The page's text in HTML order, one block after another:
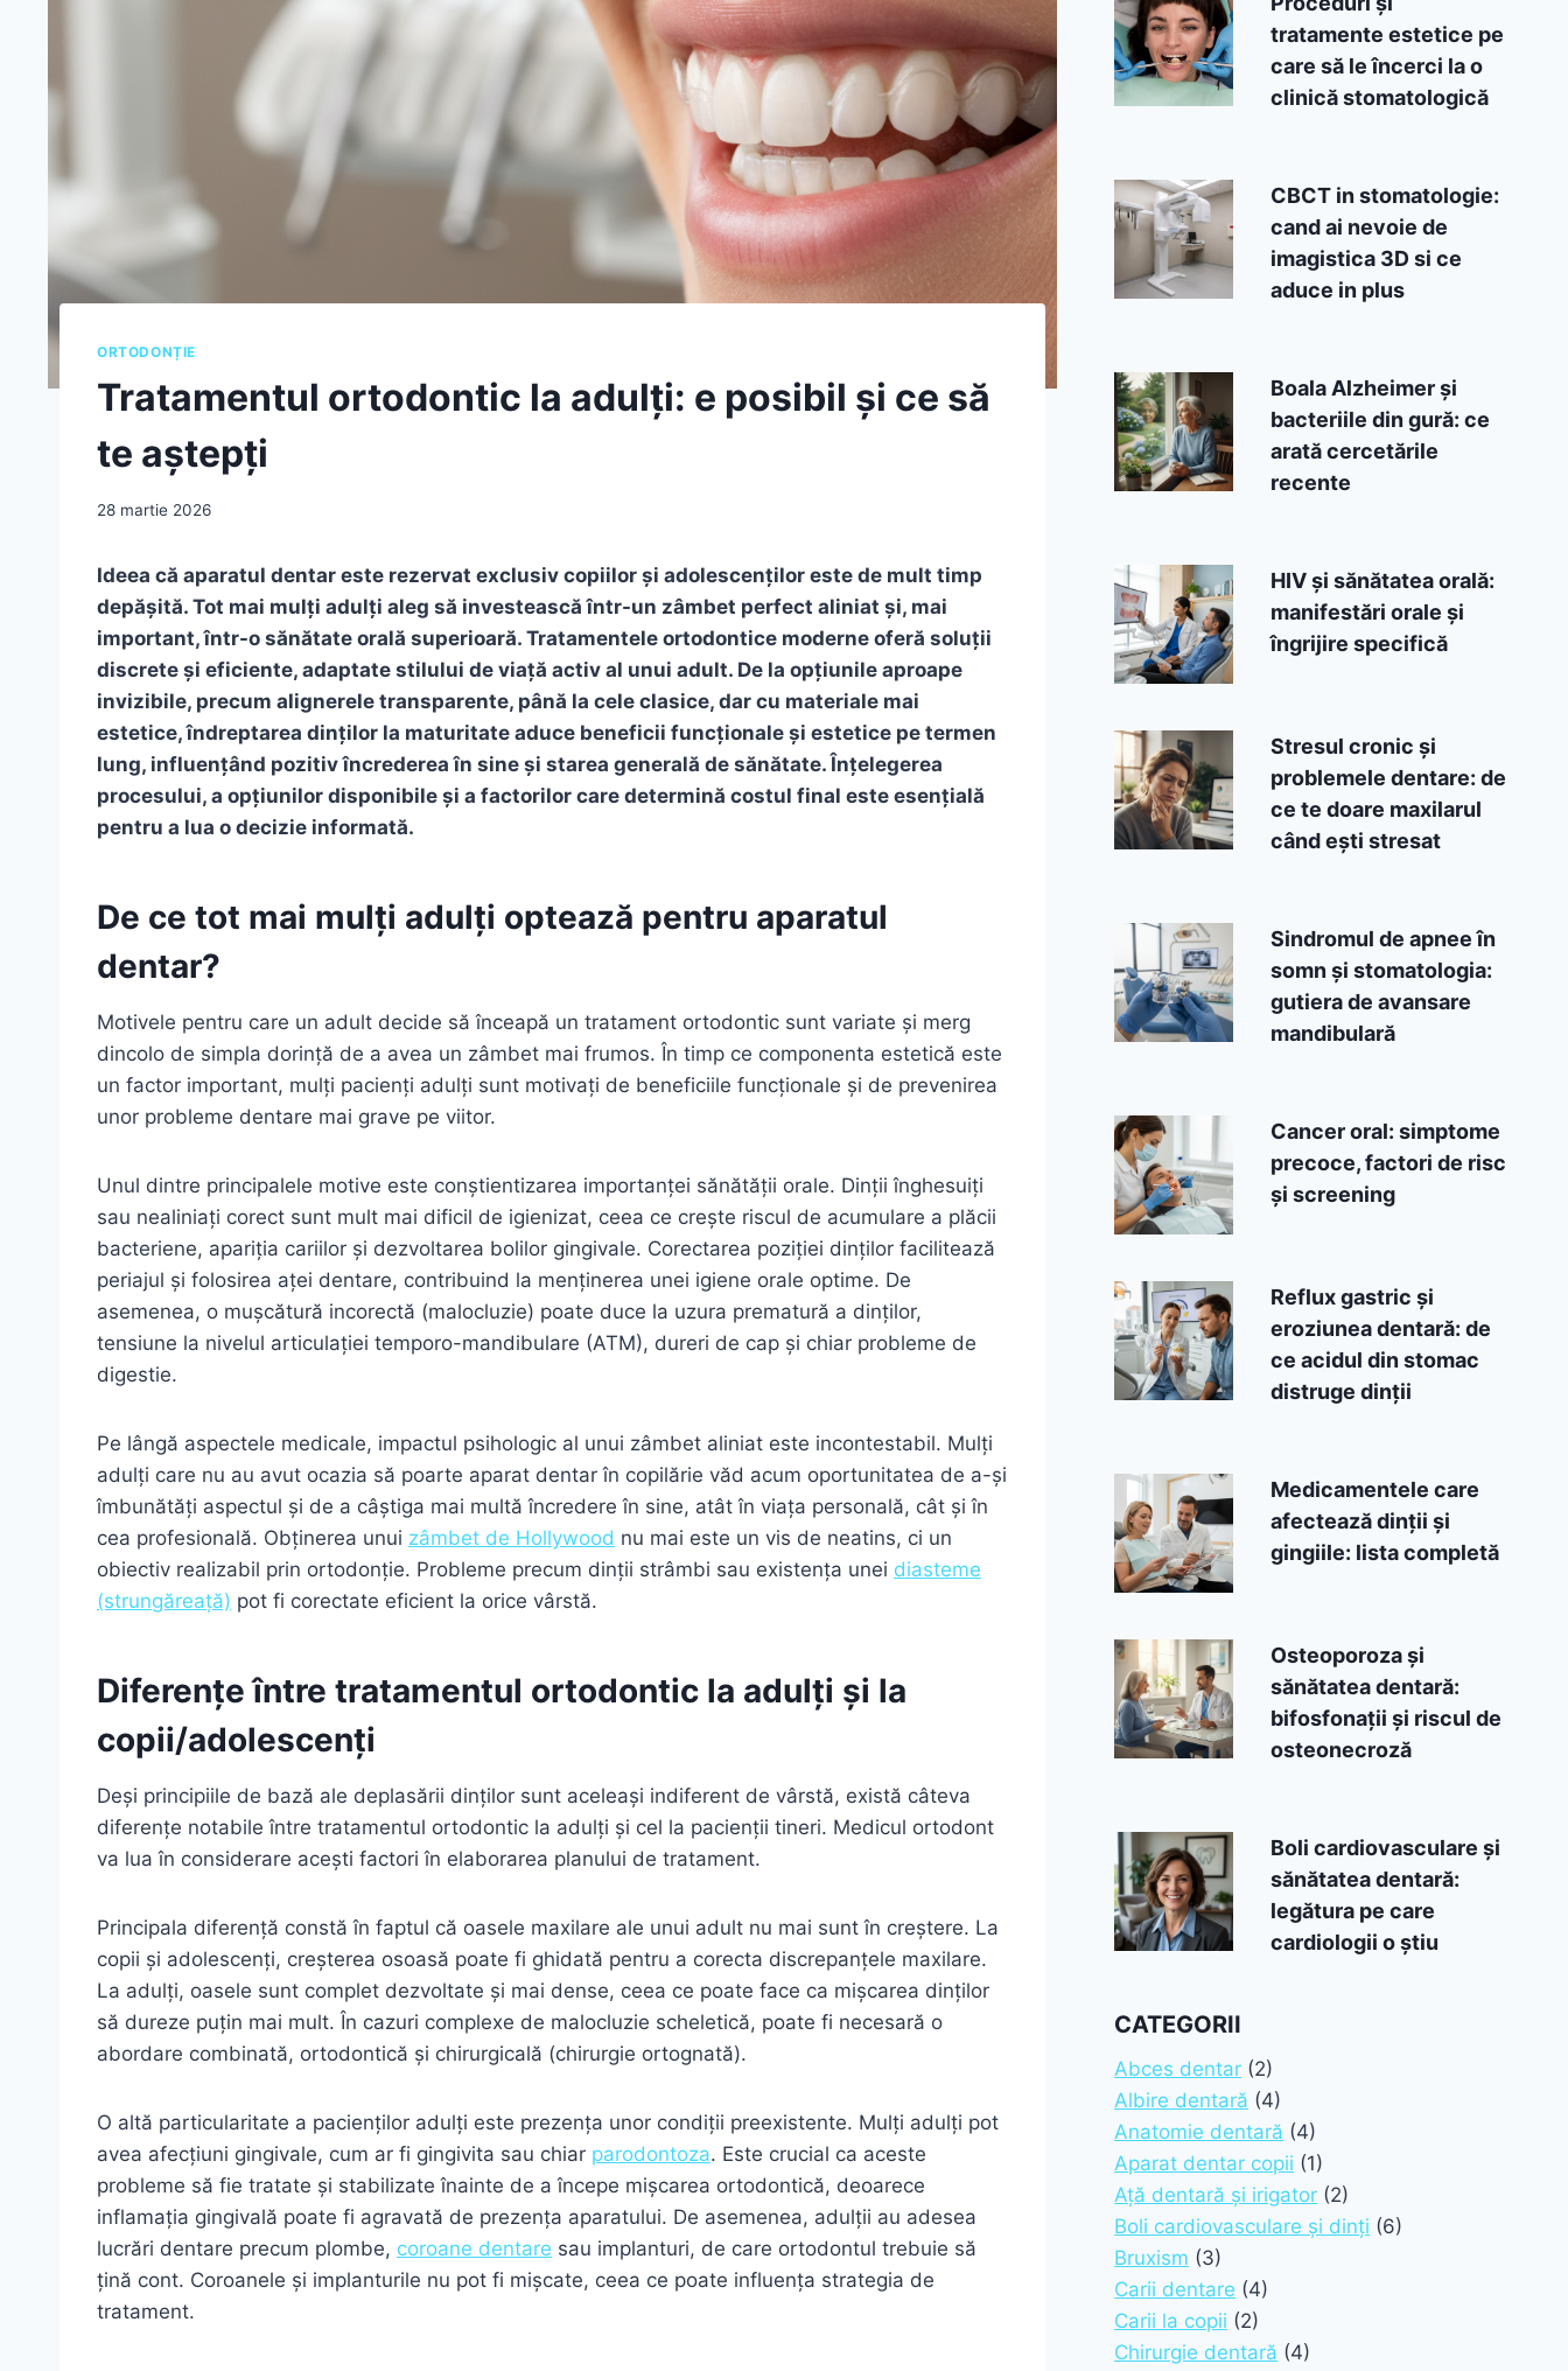
ORTODONȚIE
Tratamentul ortodontic la adulți: e posibil și ce să
te aștepți
28 martie 2026
Ideea că aparatul dentar este rezervat exclusiv copiilor și adolescenților este de mult timp
depășită. Tot mai mulți adulți aleg să investească într-un zâmbet perfect aliniat și, mai
important, într-o sănătate orală superioară. Tratamentele ortodontice moderne oferă soluții
discrete și eficiente, adaptate stilului de viață activ al unui adult. De la opțiunile aproape
invizibile, precum alignerele transparente, până la cele clasice, dar cu materiale mai
estetice, îndreptarea dinților la maturitate aduce beneficii funcționale și estetice pe termen
lung, influențând pozitiv încrederea în sine și starea generală de sănătate. Înțelegerea
procesului, a opțiunilor disponibile și a factorilor care determină costul final este esențială
pentru a lua o decizie informată.
De ce tot mai mulți adulți optează pentru aparatul
dentar?
Motivele pentru care un adult decide să înceapă un tratament ortodontic sunt variate și merg
dincolo de simpla dorință de a avea un zâmbet mai frumos. În timp ce componenta estetică este
un factor important, mulți pacienți adulți sunt motivați de beneficiile funcționale și de prevenirea
unor probleme dentare mai grave pe viitor.
Unul dintre principalele motive este conștientizarea importanței sănătății orale. Dinții înghesuiți
sau nealiniați corect sunt mult mai dificil de igienizat, ceea ce crește riscul de acumulare a plăcii
bacteriene, apariția cariilor și dezvoltarea bolilor gingivale. Corectarea poziției dinților facilitează
periajul și folosirea aței dentare, contribuind la menținerea unei igiene orale optime. De
asemenea, o mușcătură incorectă (malocluzie) poate duce la uzura prematură a dinților,
tensiune la nivelul articulației temporo-mandibulare (ATM), dureri de cap și chiar probleme de
digestie.
Pe lângă aspectele medicale, impactul psihologic al unui zâmbet aliniat este incontestabil. Mulți
adulți care nu au avut ocazia să poarte aparat dentar în copilărie văd acum oportunitatea de a-și
îmbunătăți aspectul și de a câștiga mai multă încredere în sine, atât în viața personală, cât și în
cea profesională. Obținerea unui zâmbet de Hollywood nu mai este un vis de neatins, ci un
obiectiv realizabil prin ortodonție. Probleme precum dinții strâmbi sau existența unei diasteme
(strungăreață) pot fi corectate eficient la orice vârstă.
Diferențe între tratamentul ortodontic la adulți și la
copii/adolescenți
Deși principiile de bază ale deplasării dinților sunt aceleași indiferent de vârstă, există câteva
diferențe notabile între tratamentul ortodontic la adulți și cel la pacienții tineri. Medicul ortodont
va lua în considerare acești factori în elaborarea planului de tratament.
Principala diferență constă în faptul că oasele maxilare ale unui adult nu mai sunt în creștere. La
copii și adolescenți, creșterea osoasă poate fi ghidată pentru a corecta discrepanțele maxilare.
La adulți, oasele sunt complet dezvoltate și mai dense, ceea ce poate face ca mișcarea dinților
să dureze puțin mai mult. În cazuri complexe de malocluzie scheletică, poate fi necesară o
abordare combinată, ortodontică și chirurgicală (chirurgie ortognată).
O altă particularitate a pacienților adulți este prezența unor condiții preexistente. Mulți adulți pot
avea afecțiuni gingivale, cum ar fi gingivita sau chiar parodontoza. Este crucial ca aceste
probleme să fie tratate și stabilizate înainte de a începe mișcarea ortodontică, deoarece
inflamația gingivală poate fi agravată de prezența aparatului. De asemenea, adulții au adesea
lucrări dentare precum plombe, coroane dentare sau implanturi, de care ortodontul trebuie să
țină cont. Coroanele și implanturile nu pot fi mișcate, ceea ce poate influența strategia de
tratament.
tratamente estetice pe
care să le încerci la o
clinică stomatologică
CBCT in stomatologie:
cand ai nevoie de
imagistica 3D si ce
aduce in plus
Boala Alzheimer și
bacteriile din gură: ce
arată cercetările
recente
HIV și sănătatea orală:
manifestări orale și
îngrijire specifică
Stresul cronic și
problemele dentare: de
ce te doare maxilarul
când ești stresat
Sindromul de apnee în
somn și stomatologia:
gutiera de avansare
mandibulară
Cancer oral: simptome
precoce, factori de risc
și screening
Reflux gastric și
eroziunea dentară: de
ce acidul din stomac
distruge dinții
Medicamentele care
afectează dinții și
gingiile: lista completă
Osteoporoza și
sănătatea dentară:
bifosfonații și riscul de
osteonecroză
Boli cardiovasculare și
sănătatea dentară:
legătura pe care
cardiologii o știu
CATEGORII
Abces dentar (2)
Albire dentară (4)
Anatomie dentară (4)
Aparat dentar copii (1)
Ață dentară și irigator (2)
Boli cardiovasculare și dinți (6)
Bruxism (3)
Carii dentare (4)
Carii la copii (2)
Chirurgie dentară (4)